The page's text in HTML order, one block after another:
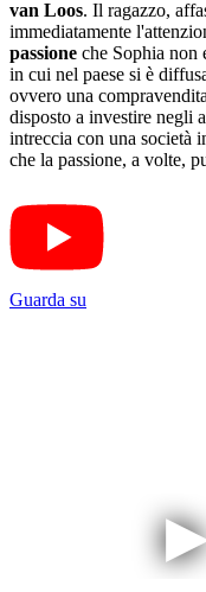
van Loos. Il ragazzo,
immediatamente
passione che Sophia non
in cui nel paese si è
ovvero una
disposto a investire negli
intreccia con una società
che la passione, a volte,
Guarda su